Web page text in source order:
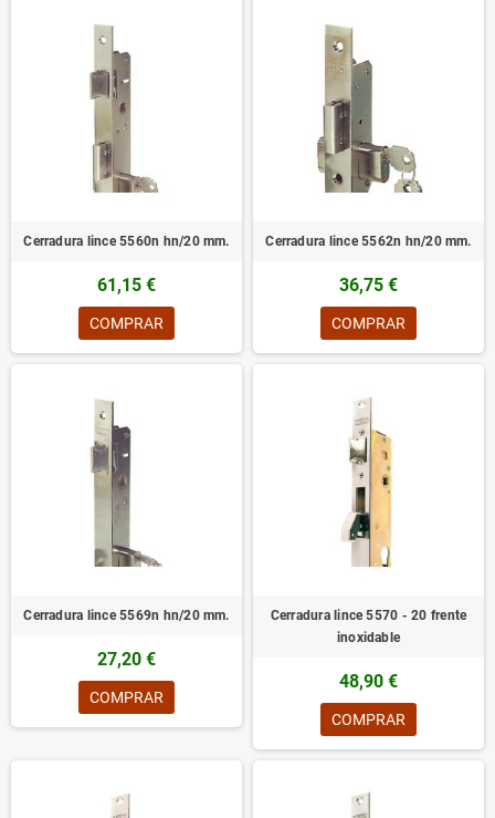
Cerradura lince 5560n hn/20 mm.
61,15 €
COMPRAR
Cerradura lince 5562n hn/20 mm.
36,75 €
COMPRAR
Cerradura lince 5569n hn/20 mm.
27,20 €
COMPRAR
Cerradura lince 5570 - 20 frente
inoxidable
48,90 €
COMPRAR